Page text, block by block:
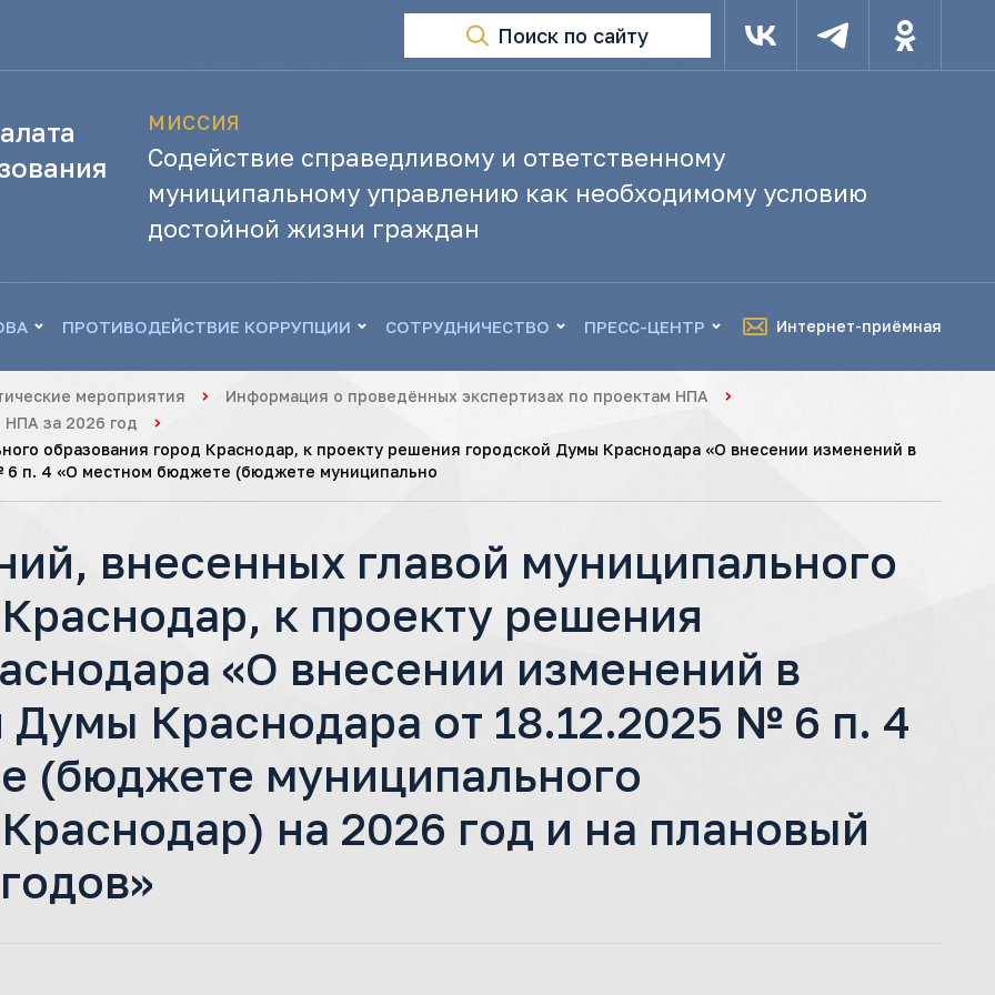
Поиск по сайту
МИССИЯ
Содействие справедливому и ответственному
муниципальному управлению как необходимому условию
достойной жизни граждан
ПРОТИВОДЕЙСТВИЕ КОРРУПЦИИ СОТРУДНИЧЕСТВО ПРЕСС-ЦЕНТР Интернет-приёмная
мероприятия
Информация о проведённых экспертизах по проектам НПА
за 2026 год
образования город Краснодар, к проекту решения городской Думы Краснодара «О внесении изменений в
п. 4 «О местном бюджете (бюджете муниципально
внесенных главой муниципального
к проекту решения
«О внесении изменений в
Краснодара от 18.12.2025 № 6 п. 4
(бюджете муниципального
на 2026 год и на плановый